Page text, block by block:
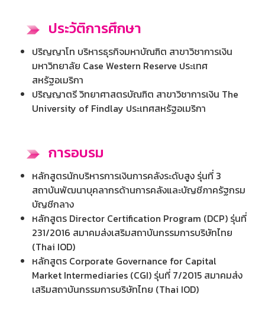
ประวัติการศึกษา
ปริญญาโท บริหารธุรกิจมหาบัณฑิต สาขาวิชาการเงิน
มหาวิทยาลัย Case Western Reserve ประเทศ
สหรัฐอเมริกา
ปริญญาตรี วิทยาศาสตรบัณฑิต สาขาวิชาการเงิน The
University of Findlay ประเทศสหรัฐอเมริกา
การอบรม
หลักสูตรนักบริหารการเงินการคลังระดับสูง รุ่นที่ 3
สถาบันพัฒนาบุคลากรด้านการคลังและบัญชีภาครัฐกรม
บัญชีกลาง
หลักสูตร Director Certification Program (DCP) รุ่นที่
231/2016 สมาคมส่งเสริมสถาบันกรรมการบริษัทไทย
(Thai IOD)
หลักสูตร Corporate Governance for Capital
Market Intermediaries (CGI) รุ่นที่ 7/2015 สมาคมส่ง
เสริมสถาบันกรรมการบริษัทไทย (Thai IOD)